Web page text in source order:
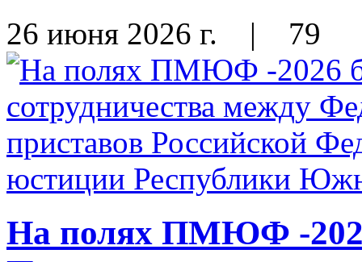
26 июня 2026 г. | 79
На полях ПМЮФ -